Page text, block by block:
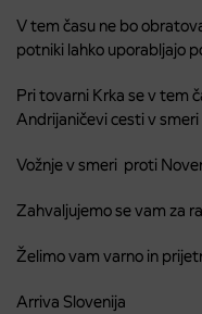
V tem času ne bo
potniki lahko uporabljajo
Pri tovarni Krka se v tem
Andrijaničevi cesti v smeri
Vožnje v smeri proti
Zahvaljujemo se vam za
Želimo vam varno in
Arriva Slovenija